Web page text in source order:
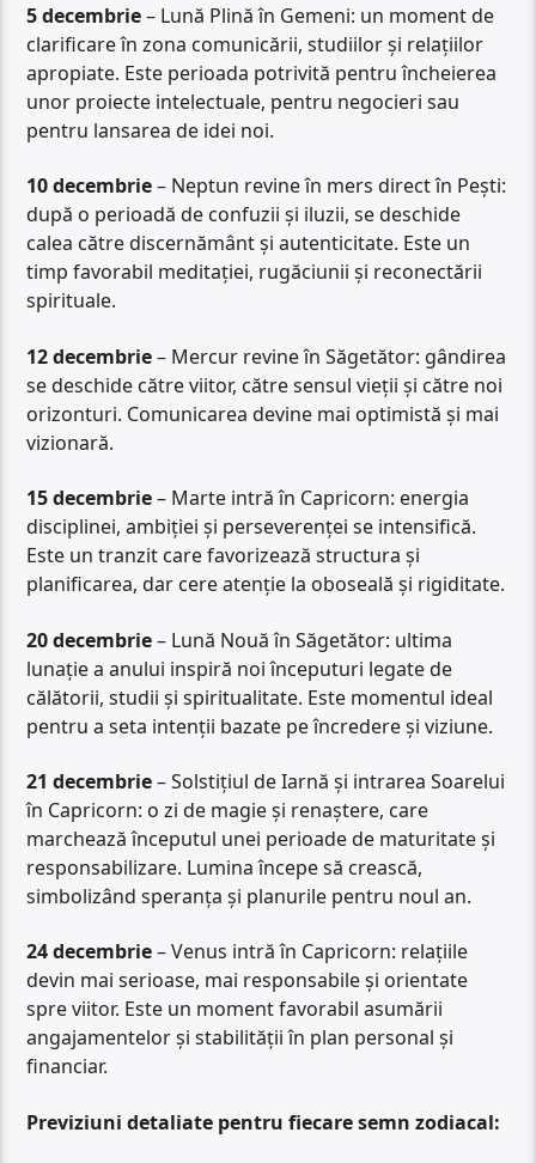
5 decembrie– Lună Plină în Gemeni: un moment de
clarificare în zona comunicării, studiilor și relațiilor
apropiate. Este perioada potrivită pentru încheierea
unor proiecte intelectuale, pentru negocieri sau
pentru lansarea de idei noi.
10 decembrie– Neptun revine în mers direct în Pești:
după o perioadă de confuzii și iluzii, se deschide
calea către discernământ și autenticitate. Este un
timp favorabil meditației, rugăciunii și reconectării
spirituale.
12 decembrie– Mercur revine în Săgetător: gândirea
se deschide către viitor, către sensul vieții și către noi
orizonturi. Comunicarea devine mai optimistă și mai
vizionară.
15 decembrie– Marte intră în Capricorn: energia
disciplinei, ambiției și perseverenței se intensifică.
Este un tranzit care favorizează structura și
planificarea, dar cere atenție la oboseală și rigiditate.
20 decembrie– Lună Nouă în Săgetător: ultima
lunație a anului inspiră noi începuturi legate de
călătorii, studii și spiritualitate. Este momentul ideal
pentru a seta intenții bazate pe încredere și viziune.
21 decembrie– Solstițiul de Iarnă și intrarea Soarelui
în Capricorn: o zi de magie și renaștere, care
marchează începutul unei perioade de maturitate și
responsabilizare. Lumina începe să crească,
simbolizând speranța și planurile pentru noul an.
24 decembrie– Venus intră în Capricorn: relațiile
devin mai serioase, mai responsabile și orientate
spre viitor. Este un moment favorabil asumării
angajamentelor și stabilității în plan personal și
financiar.
Previziuni detaliate pentru fiecare semn zodiacal: